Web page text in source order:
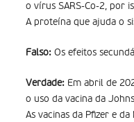
o vírus SARS-Co-2, por
A proteína que ajuda o
Falso: Os efeitos
Verdade: Em abril de
o uso da vacina da
As vacinas da Pfizer e